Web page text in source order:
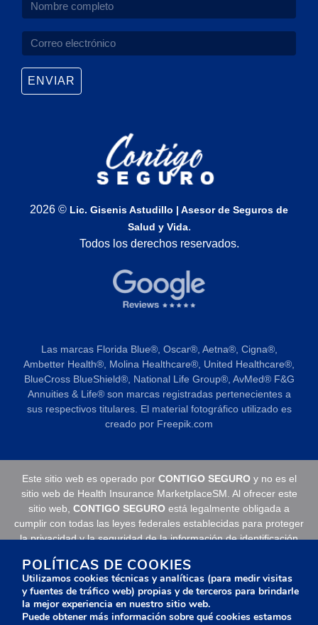
2026 © Lic. Gisenis Astudillo | Asesor de Seguros de
Salud y Vida.
Todos los derechos reservados.
ENVIAR
Las marcas Florida Blue®️, Oscar®️, Aetna®️, Cigna®️,
Ambetter Health®️, Molina Healthcare®️, United Healthcare®️,
BlueCross BlueShield®️, National Life Group®️, AvMed®️ F&G
Annuities & Life®️ son marcas registradas pertenecientes a
sus respectivos titulares. El material fotográfico utilizado es
creado por Freepik.com
Este sitio web es operado por CONTIGO SEGUROy no es el
sitio web de Health Insurance MarketplaceSM. Al ofrecer este
sitio web, CONTIGO SEGURO está legalmente obligada a
cumplir con todas las leyes federales establecidas para proteger
la privacidad y la seguridad de la información de identificación
Es posible que este sitio web no muestre todos los datos de los
Planes de Salud Calificados (QHP) que usted puede seleccionar
en su estado a través del sitio web del Mercado de Seguros
POLÍTICAS DE COOKIES
Utilizamos cookies técnicas y analíticas (para medir visitas
y fuentes de tráfico web) propias y de terceros para brindarle
la mejor experiencia en nuestro sitio web.
Puede obtener más información sobre qué cookies estamos